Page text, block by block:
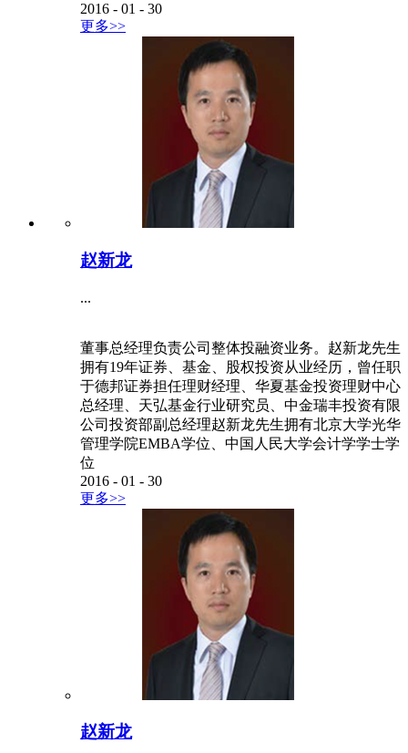
2016 - 01 - 30
更多>>
赵新龙
...
董事总经理负责公司整体投融资业务。赵新龙先生
拥有19年证券、基金、股权投资从业经历，曾任职
于德邦证券担任理财经理、华夏基金投资理财中心
总经理、天弘基金行业研究员、中金瑞丰投资有限
公司投资部副总经理赵新龙先生拥有北京大学光华
管理学院EMBA学位、中国人民大学会计学学士学
位
2016 - 01 - 30
更多>>
赵新龙